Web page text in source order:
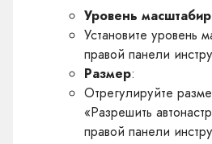
Уровень
Установите уровень
правой панели
Размер:
Отрегулируйте
«Разрешить
правой панели